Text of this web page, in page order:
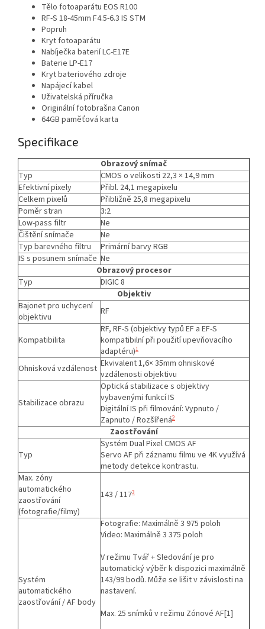
Tělo fotoaparátu EOS R100
RF-S 18-45mm F4.5-6.3 IS STM
Popruh
Kryt fotoaparátu
Nabíječka baterií LC-E17E
Baterie LP-E17
Kryt bateriového zdroje
Napájecí kabel
Uživatelská příručka
Originální fotobrašna Canon
64GB paměťová karta
Specifikace
Obrazový snímač
Typ
CMOS o velikosti 22,3 × 14,9 mm
Efektivní pixely
Přibl. 24,1 megapixelu
Celkem pixelů
Přibližně 25,8 megapixelu
Poměr stran
3:2
Low-pass filtr
Ne
Čištění snímače
Ne
Typ barevného filtru
Primární barvy RGB
IS s posunem snímače Ne
Obrazový procesor
Typ
DIGIC 8
Objektiv
Bajonet pro uchycení
objektivu
RF
Kompatibilita
RF, RF-S (objektivy typů EF a EF-S
kompatibilní při použití upevňovacího
adaptéru)1
Ohnisková vzdálenost Ekvivalent 1,6× 35mm ohniskové
vzdálenosti objektivu
Stabilizace obrazu
Optická stabilizace s objektivy
vybavenými funkcí IS
Digitální IS při filmování: Vypnuto /
Zapnuto / Rozšířená2
Zaostřování
Typ
Systém Dual Pixel CMOS AF
Servo AF při záznamu filmu ve 4K využívá
metody detekce kontrastu.
Max. zóny
automatického
zaostřování
(fotografie/filmy)
143 / 1173
Systém
automatického
zaostřování / AF body
Fotografie: Maximálně 3 975 poloh
Video: Maximálně 3 375 poloh
V režimu Tvář + Sledování je pro
automatický výběr k dispozici maximálně
143/99 bodů. Může se lišit v závislosti na
nastavení.
Max. 25 snímků v režimu Zónové AF[1]